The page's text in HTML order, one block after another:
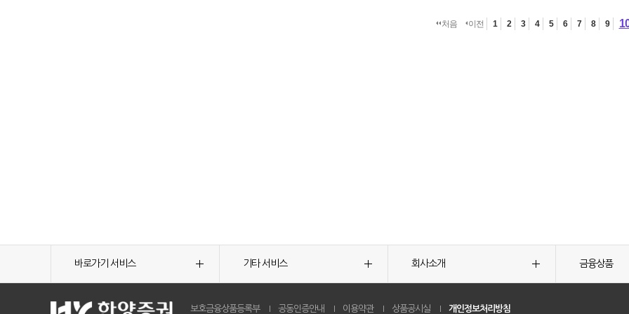
처음 이전 1 2 3 4 5 6 7 8 9
바로가기 서비스 기타 서비스 회사소개 금융상품
보호금융상품등록부 공동인증안내 이용약관 상품공시실 개인정보처리방침